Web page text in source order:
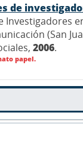
de
Investigadores
(San
2006.
papel.